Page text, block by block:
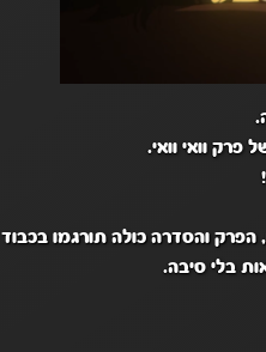
וואי וואי.
הפרק והסדרה כולה תורגמו בכבוד
בלי סיבה.